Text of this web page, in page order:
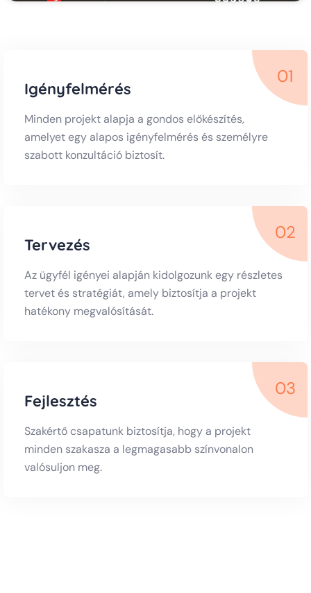
01
Igényfelmérés
Minden projekt alapja a gondos előkészítés,
amelyet egy alapos igényfelmérés és személyre
szabott konzultáció biztosít.
02
Tervezés
Az ügyfél igényei alapján kidolgozunk egy részletes
tervet és stratégiát, amely biztosítja a projekt
hatékony megvalósítását.
03
Fejlesztés
Szakértő csapatunk biztosítja, hogy a projekt
minden szakasza a legmagasabb színvonalon
valósuljon meg.